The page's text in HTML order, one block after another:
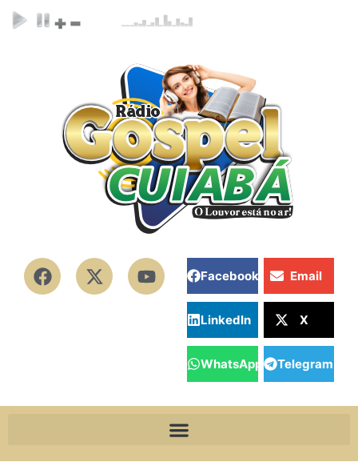
Facebook Email
LinkedIn X
WhatsApp Telegram